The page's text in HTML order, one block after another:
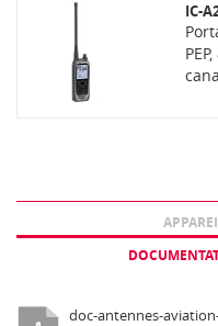
IC-
doc-antennes-